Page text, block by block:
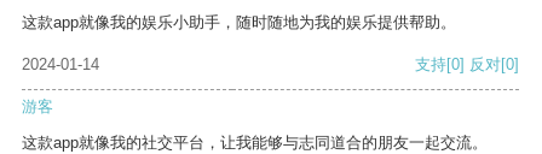
这款app就像我的娱乐小助手，随时随地为我的娱乐提供帮助。
2024-01-14 支持[0] 反对[0]
游客
这款app就像我的社交平台，让我能够与志同道合的朋友一起交流。